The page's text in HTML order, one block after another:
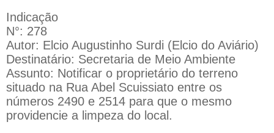
Indicação
N°: 278
Autor: Elcio Augustinho Surdi (Elcio do Aviário)
Destinatário: Secretaria de Meio Ambiente
Assunto: Notificar o proprietário do terreno
situado na Rua Abel Scuissiato entre os
números 2490 e 2514 para que o mesmo
providencie a limpeza do local.